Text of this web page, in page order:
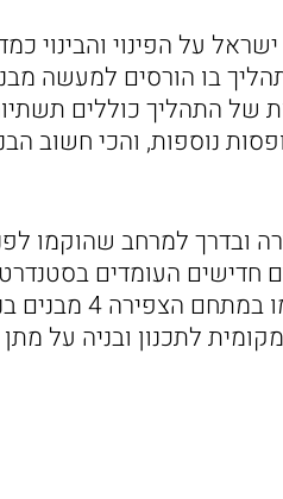
ישראל על הפינוי
תהליך בו הורסים למעשה
של התהליך כוללים
נוספות, והכי חשוב
חדישים העומדים
לתכנון ובניה על